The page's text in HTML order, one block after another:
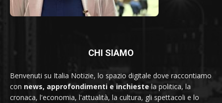
CHI SIAMO
Benvenuti su Italia Notizie, lo spazio digitale dove raccontiamo
con news, approfondimenti e inchieste la politica, la
cronaca, l'economia, l'attualità, la cultura, gli spettacoli e lo